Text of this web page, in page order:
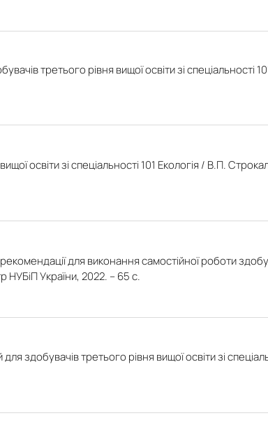
третього рівня вищої освіти зі спеціальності
освіти зі спеціальності 101 Екологія / В.П.
для виконання самостійної роботи
НУБіП України, 2022. – 65 с.
здобувачів третього рівня вищої освіти зі